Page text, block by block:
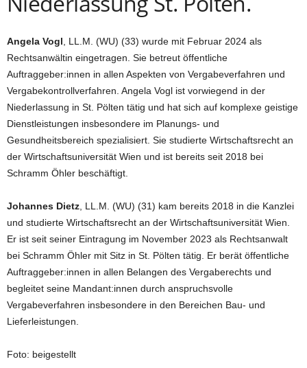
Angela Vogl, LL.M. (WU) (33) wurde mit Februar 2024 als
Rechtsanwältin eingetragen. Sie betreut öffentliche
Auftraggeber:innen in allen Aspekten von Vergabeverfahren und
Vergabekontrollverfahren. Angela Vogl ist vorwiegend in der
Niederlassung in St. Pölten tätig und hat sich auf komplexe geistige
Dienstleistungen insbesondere im Planungs- und
Gesundheitsbereich spezialisiert. Sie studierte Wirtschaftsrecht an
der Wirtschaftsuniversität Wien und ist bereits seit 2018 bei
Schramm Öhler beschäftigt.
Johannes Dietz, LL.M. (WU) (31) kam bereits 2018 in die Kanzlei
und studierte Wirtschaftsrecht an der Wirtschaftsuniversität Wien.
Er ist seit seiner Eintragung im November 2023 als Rechtsanwalt
bei Schramm Öhler mit Sitz in St. Pölten tätig. Er berät öffentliche
Auftraggeber:innen in allen Belangen des Vergaberechts und
begleitet seine Mandant:innen durch anspruchsvolle
Vergabeverfahren insbesondere in den Bereichen Bau- und
Lieferleistungen.
Foto: beigestellt